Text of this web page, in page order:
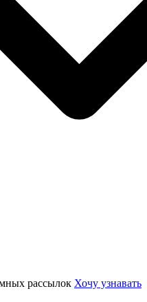
рассылок Хочу узнавать